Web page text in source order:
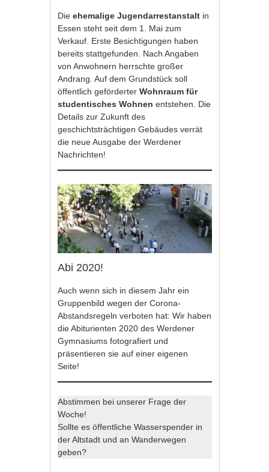
Dieehemalige Jugendarrestanstalt in
Essen steht seit dem 1. Mai zum
Verkauf. Erste Besichtigungen haben
bereits stattgefunden. Nach Angaben
von Anwohnern herrschte großer
Andrang. Auf dem Grundstück soll
öffentlich geförderter Wohnraum für
studentisches Wohnen entstehen. Die
Details zur Zukunft des
geschichtsträchtigen Gebäudes verrät
die neue Ausgabe der Werdener
Nachrichten!
Abi 2020!
Auch wenn sich in diesem Jahr ein
Gruppenbild wegen der Corona-
Abstandsregeln verboten hat: Wir haben
die Abiturienten 2020 des Werdener
Gymnasiums fotografiert und
präsentieren sie auf einer eigenen
Seite!
Abstimmen bei unserer Frage der
Woche!
Sollte es öffentliche Wasserspender in
der Altstadt und an Wanderwegen
geben?